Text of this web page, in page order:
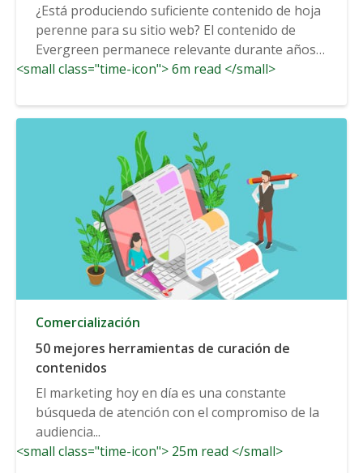
¿Está produciendo suficiente contenido de hoja
perenne para su sitio web? El contenido de
Evergreen permanece relevante durante años
potencialmente...
<small class="time-icon"> 6m read </small>
Comercialización
50 mejores herramientas de curación de
contenidos
El marketing hoy en día es una constante
búsqueda de atención con el compromiso de la
audiencia...
<small class="time-icon"> 25m read </small>